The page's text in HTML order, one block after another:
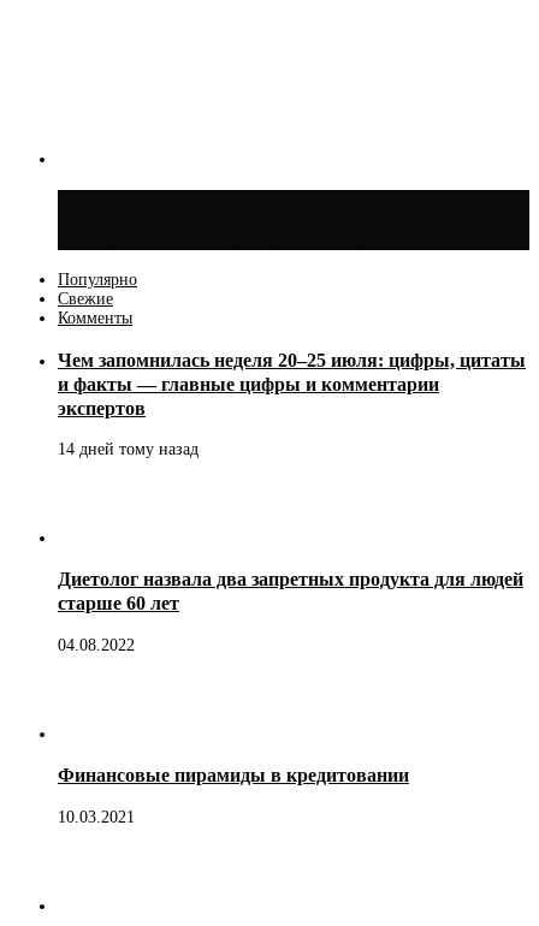
Популярно
Свежие
Комменты
Чем запомнилась неделя 20–25 июля: цифры, цитаты
и факты — главные цифры и комментарии
экспертов
14 дней тому назад
Диетолог назвала два запретных продукта для людей
старше 60 лет
04.08.2022
Финансовые пирамиды в кредитовании
10.03.2021